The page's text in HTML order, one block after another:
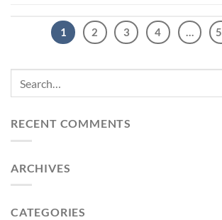
1 2 3 4
RECENT COMMENTS
ARCHIVES
CATEGORIES